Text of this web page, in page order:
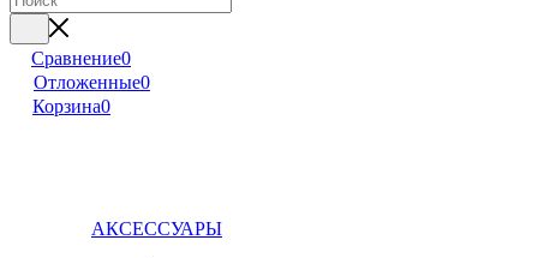
Сравнение0
Отложенные0
Корзина0
АКСЕССУАРЫ